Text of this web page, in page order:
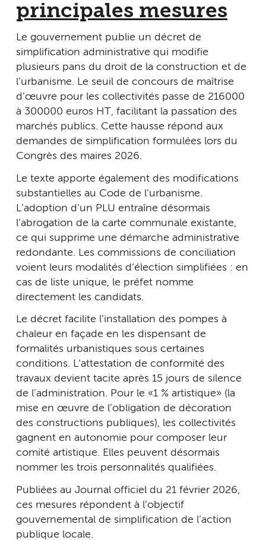
principales mesures
Le gouvernement publie un décret de
simplification administrative qui modifie
plusieurs pans du droit de la construction et de
l’urbanisme. Le seuil de concours de maîtrise
d’œuvre pour les collectivités passe de 216 000
à 300 000 euros HT, facilitant la passation des
marchés publics. Cette hausse répond aux
demandes de simplification formulées lors du
Congrès des maires 2026.
Le texte apporte également des modifications
substantielles au Code de l’urbanisme.
L’adoption d’un PLU entraîne désormais
l’abrogation de la carte communale existante,
ce qui supprime une démarche administrative
redondante. Les commissions de conciliation
voient leurs modalités d’élection simplifiées : en
cas de liste unique, le préfet nomme
directement les candidats.
Le décret facilite l’installation des pompes à
chaleur en façade en les dispensant de
formalités urbanistiques sous certaines
conditions. L’attestation de conformité des
travaux devient tacite après 15 jours de silence
de l’administration. Pour le « 1 % artistique » (la
mise en œuvre de l’obligation de décoration
des constructions publiques), les collectivités
gagnent en autonomie pour composer leur
comité artistique. Elles peuvent désormais
nommer les trois personnalités qualifiées.
Publiées au Journal officiel du 21 février 2026,
ces mesures répondent à l’objectif
gouvernemental de simplification de l’action
publique locale.